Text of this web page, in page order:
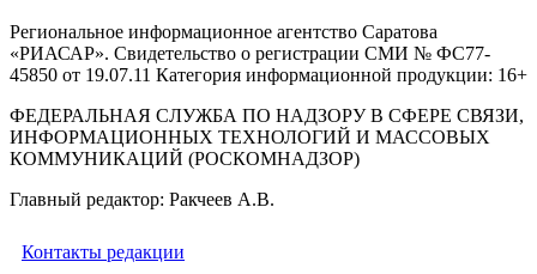
Региональное информационное агентство Саратова
«РИАСАР». Свидетельство о регистрации СМИ № ФС77-
45850 от 19.07.11 Категория информационной продукции: 16+
ФЕДЕРАЛЬНАЯ СЛУЖБА ПО НАДЗОРУ В СФЕРЕ СВЯЗИ,
ИНФОРМАЦИОННЫХ ТЕХНОЛОГИЙ И МАССОВЫХ
КОММУНИКАЦИЙ (РОСКОМНАДЗОР)
Главный редактор: Ракчеев А.В.
Контакты редакции